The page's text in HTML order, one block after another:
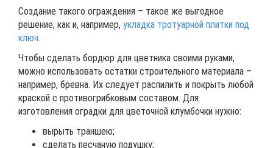
Создание такого ограждения – такое же выгодное
решение, как и, например, укладка тротуарной плитки под
ключ.
Чтобы сделать бордюр для цветника своими руками,
можно использовать остатки строительного материала –
например, бревна. Их следует распилить и покрыть любой
краской с противогрибковым составом. Для
изготовления оградки для цветочной клумбочки нужно:
вырыть траншею;
сделать песчаную подушку;